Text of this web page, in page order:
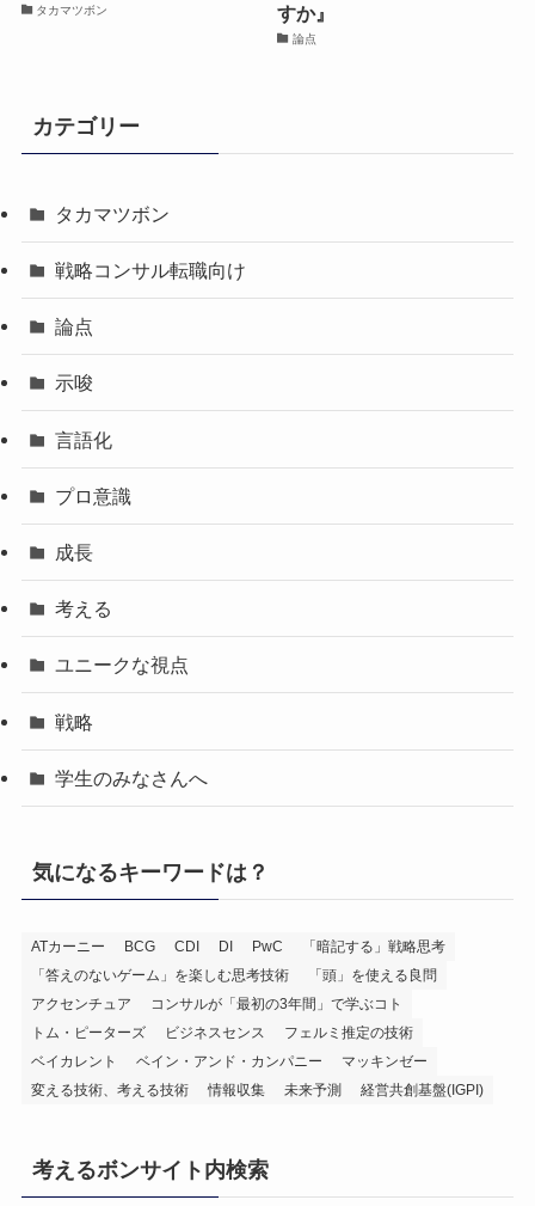
タカマツボン
すか』
論点
カテゴリー
タカマツボン
戦略コンサル転職向け
論点
示唆
言語化
プロ意識
成長
考える
ユニークな視点
戦略
学生のみなさんへ
気になるキーワードは？
ATカーニー BCG CDI DI PwC
「暗記する」戦略思考
「答えのないゲーム」を楽しむ思考技術
「頭」を使える良問
アクセンチュア
コンサルが「最初の3年間」で学ぶコト
トム・ピーターズ
ビジネスセンス
フェルミ推定の技術
ベイカレント
ベイン・アンド・カンパニー
マッキンゼー
変える技術、考える技術
情報収集 未来予測 経営共創基盤(IGPI)
考えるボンサイト内検索